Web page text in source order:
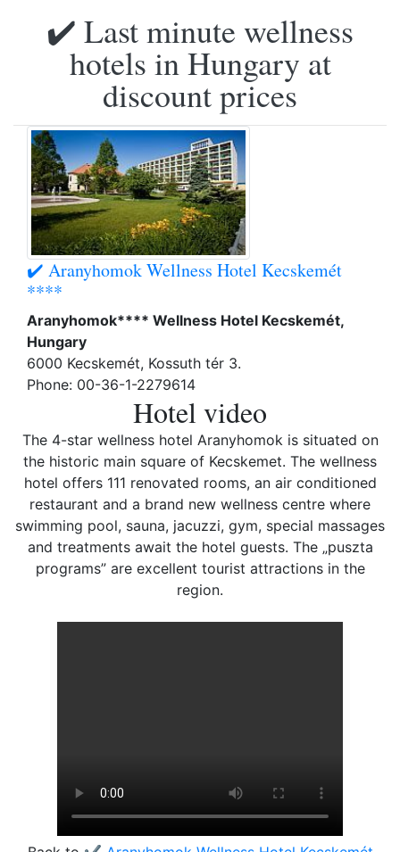
✔️ Last minute wellness
hotels in Hungary at
discount prices
✔️ Aranyhomok Wellness Hotel Kecskemét
****
Aranyhomok**** Wellness Hotel Kecskemét,
Hungary
6000 Kecskemét, Kossuth tér 3.
Phone: 00-36-1-2279614
Hotel video
The 4-star wellness hotel Aranyhomok is situated on
the historic main square of Kecskemet. The wellness
hotel offers 111 renovated rooms, an air conditioned
restaurant and a brand new wellness centre where
swimming pool, sauna, jacuzzi, gym, special massages
and treatments await the hotel guests. The „puszta
programs” are excellent tourist attractions in the
region.